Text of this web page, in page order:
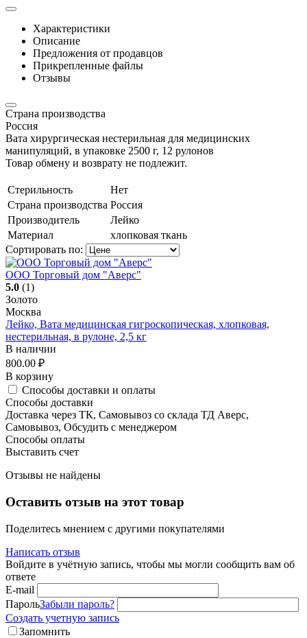
Характеристики
Описание
Предложения от продавцов
Прикрепленные файлы
Отзывы
Страна производства
Россия
Вата хирургическая нестерильная для медицинских
манипуляций, в упаковке 2500 г, 12 рулонов
Товар обмену и возврату не подлежит.
Стерильность
Нет
Страна производства Россия
Производитель
Лейко
Материал
хлопковая ткань
Сортировать по:
ООО Торговый дом "Аверс"
5.0 (1)
Золото
Москва
Лейко, Вата медицинская гигроскопическая, хлопковая,
нестерильная, в рулоне, 2,5 кг
В наличии
800.00 ₽
В корзину
Способы доставки и оплаты
Способы доставки
Доставка через ТК, Самовывоз со склада ТД Аверс,
Самовывоз, Обсудить с менеджером
Способы оплаты
Выставить счет
Отзывы не найдены
Оставить отзыв на этот товар
Поделитесь мнением с другими покупателями
Написать отзыв
Войдите в учётную запись, чтобы мы могли сообщить вам об
ответе
E-mail
ПарольЗабыли пароль?
Создать учетную запись
Запомнить